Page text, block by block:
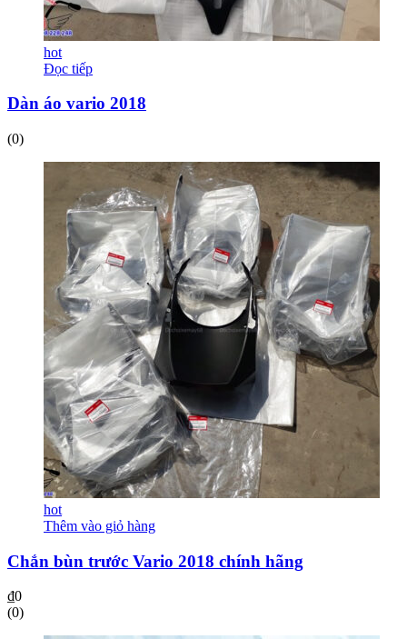
hot
Đọc tiếp
Dàn áo vario 2018
(0)
hot
Thêm vào giỏ hàng
Chắn bùn trước Vario 2018 chính hãng
₫0
(0)